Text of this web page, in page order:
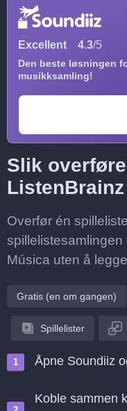
Excellent 4.3/5
Den beste løsningen
musikksamling!
Slik
Overfør én
spillelistesamlingen
Música uten å
Gratis (en om gangen)
Spillelister
Åpne Soundiiz
Koble sammen